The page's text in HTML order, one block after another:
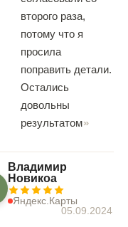
второго раза,
потому что я
просила
поправить детали.
Остались
довольны
результатом
Владимир
Новикоа
Яндекс.Карты
05.09.2024